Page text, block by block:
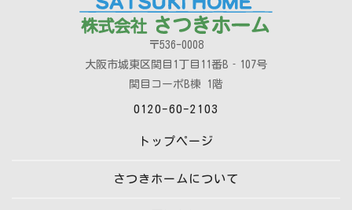
〒536-0008
大阪市城東区関目1丁目11番B‐107号
関目コーポB棟 1階
0120-60-2103
トップページ
さつきホームについて